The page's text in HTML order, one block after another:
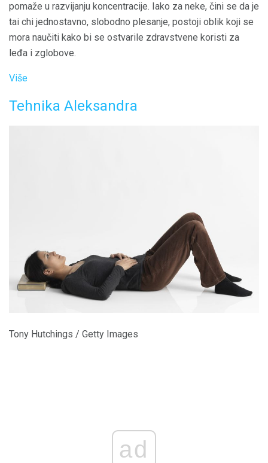
pomaže u razvijanju koncentracije. Iako za neke, čini se da je
tai chi jednostavno, slobodno plesanje, postoji oblik koji se
mora naučiti kako bi se ostvarile zdravstvene koristi za
leđa i zglobove.
Više
Tehnika Aleksandra
Tony Hutchings / Getty Images
ad